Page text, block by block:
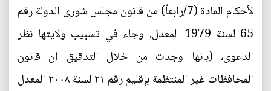
لأحكام المادة (7/رابعاً) من قانون مجلس شورى الدولة رقم
65 لسنة 1979 المعدل، وجاء في تسبيب ولايتها نظر
الدعوى، (بانها وجدت من خلال التدقيق ان قانون
المحافظات غير المنتظمة بإقليم رقم ٢١ لسنة ٢٠٠٨ المعدل